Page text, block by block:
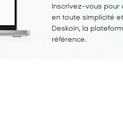
Inscrivez-vous pour
en toute simplicité
Deskoin, la
référence.